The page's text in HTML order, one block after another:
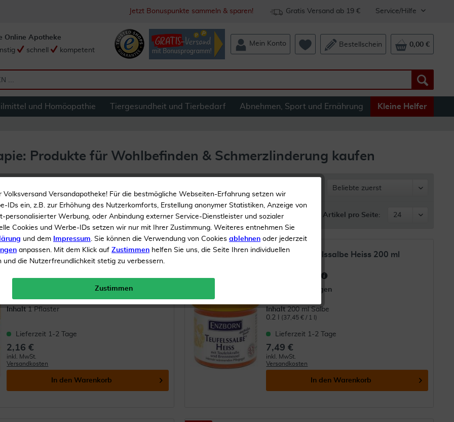
Service/Hilfe
Gratis Versand ab 19 €
Jetzt Bonuspunkte sammeln & sparen!
Online Apotheke
schnell kompetent
Mein Konto Bestellschein 0,00 €
und Homöopathie Tiergesundheit und Tierbedarf Abnehmen, Sport und Ernährung Kleine Helfer
Produkte für Wohlbefinden & Schmerzlinderung kaufen
5 10 ... 15 Artikel pro Seite:
Wärmepflaster 13 x 9,5 cm, 1 Stück
(48)
Inhalt 1 Pflaster
Lieferzeit 1-2 Tage
2,16 €
inkl. MwSt.
Versandkosten
In den Warenkorb
Enzborn Teufelssalbe Heiss 200 ml
Bei Verspannungen
Inhalt 200 ml Salbe
0.2 l
(37,45 € / 1 l)
Lieferzeit 1-2 Tage
7,49 €
inkl. MwSt.
Versandkosten
In den Warenkorb
Versandapotheke! Für die bestmögliche Webseiten-Erfahrung setzen wir
IDs ein, z.B. zur Erhöhung des Nutzerkomforts, Erstellung anonymer Statistiken, Anzeige von
personalisierter Werbung, oder Anbindung externer Service-Dienstleister und sozialer
Cookies und Werbe-IDs setzen wir nur mit Ihrer Zustimmung. Weiteres entnehmen Sie
und dem Impressum. Sie können die Verwendung von Cookies ablehnen oder jederzeit
anpassen. Mit dem Klick auf Zustimmen helfen Sie uns, die Seite Ihren individuellen
und die Nutzerfreundlichkeit stetig zu verbessern.
Zustimmen